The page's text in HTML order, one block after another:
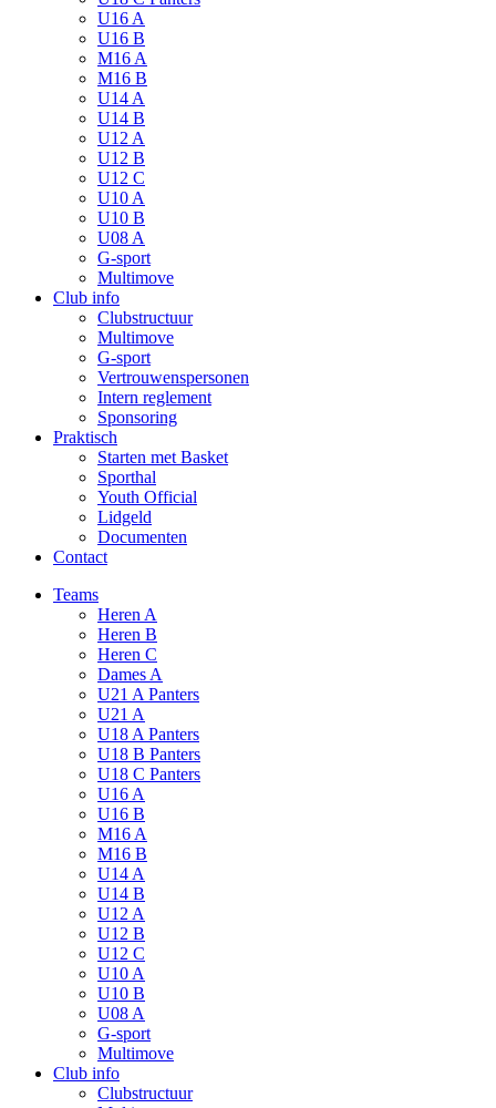
U16 A
U16 B
M16 A
M16 B
U14 A
U14 B
U12 A
U12 B
U12 C
U10 A
U10 B
U08 A
G-sport
Multimove
Club info
Clubstructuur
Multimove
G-sport
Vertrouwenspersonen
Intern reglement
Sponsoring
Praktisch
Starten met Basket
Sporthal
Youth Official
Lidgeld
Documenten
Contact
Teams
Heren A
Heren B
Heren C
Dames A
U21 A Panters
U21 A
U18 A Panters
U18 B Panters
U18 C Panters
U16 A
U16 B
M16 A
M16 B
U14 A
U14 B
U12 A
U12 B
U12 C
U10 A
U10 B
U08 A
G-sport
Multimove
Club info
Clubstructuur